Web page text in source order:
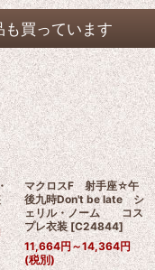
買っています
マクロスF 射手座☆午
後九時Don't be late シ
ェリル・ノーム コス
プレ衣装 [C24844]
11,664円～14,364円
(税別)